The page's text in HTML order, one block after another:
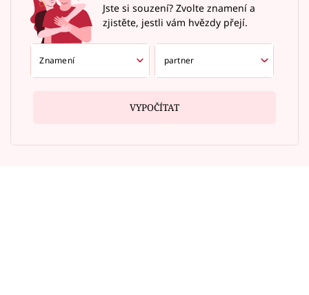
Jste si souzení? Zvolte znamení a
zjistěte, jestli vám hvězdy přejí.
VYPOČÍTAT